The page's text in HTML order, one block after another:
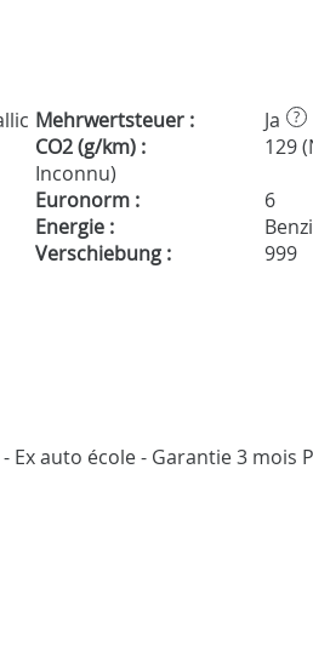
Mehrwertsteuer : Ja ?
CO2 (g/km) :
129
Inconnu)
Euronorm :
6
Energie :
Verschiebung :
999
Ex auto école - Garantie 3 mois